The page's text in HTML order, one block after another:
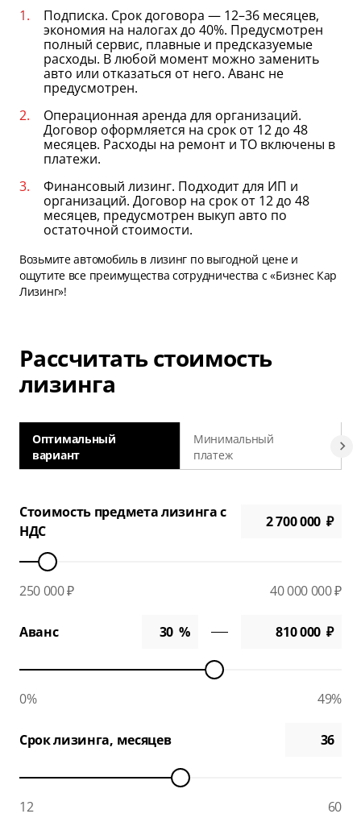
Подписка. Срок договора — 12–36 месяцев,
экономия на налогах до 40%. Предусмотрен
полный сервис, плавные и предсказуемые
расходы. В любой момент можно заменить
авто или отказаться от него. Аванс не
предусмотрен.
Операционная аренда для организаций.
Договор оформляется на срок от 12 до 48
месяцев. Расходы на ремонт и ТО включены в
платежи.
Финансовый лизинг. Подходит для ИП и
организаций. Договор на срок от 12 до 48
месяцев, предусмотрен выкуп авто по
остаточной стоимости.
Возьмите автомобиль в лизинг по выгодной цене и
ощутите все преимущества сотрудничества с «Бизнес Кар
Лизинг»!
Рассчитать стоимость
лизинга
Оптимальный
вариант
Минимальный
платеж
Стоимость предмета лизинга с
НДС
250 000 ₽ 40 000 000 ₽
Аванс
0% 49%
Срок лизинга, месяцев
12 60